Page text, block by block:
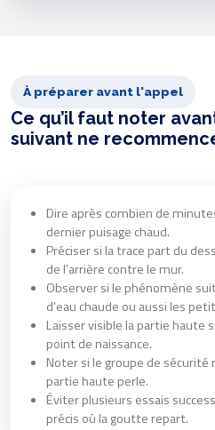
À préparer avant l'appel
Ce qu’il faut noter
suivant ne
Dire après combien de
dernier puisage chaud.
Préciser si la trace part du
de l’arrière contre le mur.
Observer si le phénomène
d’eau chaude ou aussi les
Laisser visible la partie haute
point de naissance.
Noter si le groupe de
partie haute perle.
Éviter plusieurs essais
précis où la goutte repart.